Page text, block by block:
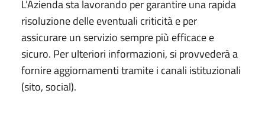
L’Azienda sta lavorando per garantire una rapida
risoluzione delle eventuali criticità e per
assicurare un servizio sempre più efficace e
sicuro. Per ulteriori informazioni, si provvederà a
fornire aggiornamenti tramite i canali istituzionali
(sito, social).